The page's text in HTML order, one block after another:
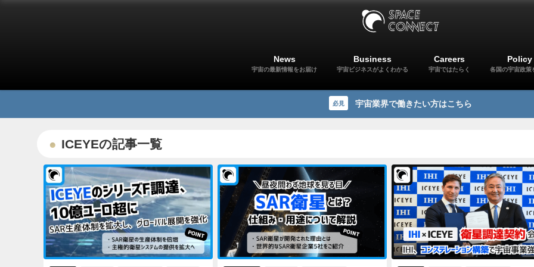
News
宇宙の最新情報をお届け
Business
宇宙ビジネスがよくわかる
Careers
宇宙ではたらく
Policy
各国の宇宙政策
必見 宇宙業界で働きたい方はこちら
ICEYEの記事一覧